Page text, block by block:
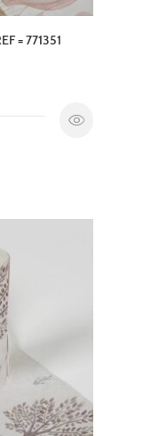
= 771351